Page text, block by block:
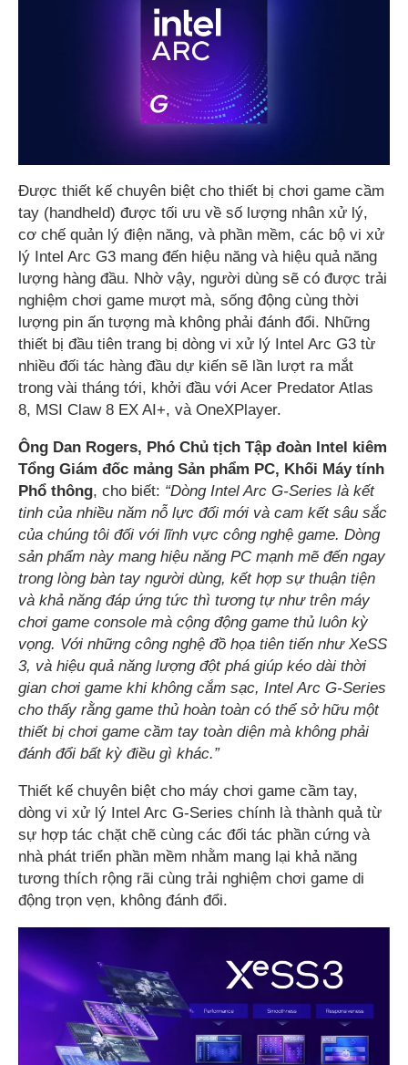
Được thiết kế chuyên biệt cho thiết bị chơi game cầm
tay (handheld) được tối ưu về số lượng nhân xử lý,
cơ chế quản lý điện năng, và phần mềm, các bộ vi xử
lý Intel Arc G3 mang đến hiệu năng và hiệu quả năng
lượng hàng đầu. Nhờ vậy, người dùng sẽ có được trải
nghiệm chơi game mượt mà, sống động cùng thời
lượng pin ấn tượng mà không phải đánh đổi. Những
thiết bị đầu tiên trang bị dòng vi xử lý Intel Arc G3 từ
nhiều đối tác hàng đầu dự kiến sẽ lần lượt ra mắt
trong vài tháng tới, khởi đầu với Acer Predator Atlas
8, MSI Claw 8 EX AI+, và OneXPlayer.
Ông Dan Rogers, Phó Chủ tịch Tập đoàn Intel kiêm
Tổng Giám đốc mảng Sản phẩm PC, Khối Máy tính
Phổ thông, cho biết: “Dòng Intel Arc G-Series là kết
tinh của nhiều năm nỗ lực đổi mới và cam kết sâu sắc
của chúng tôi đối với lĩnh vực công nghệ game. Dòng
sản phẩm này mang hiệu năng PC mạnh mẽ đến ngay
trong lòng bàn tay người dùng, kết hợp sự thuận tiện
và khả năng đáp ứng tức thì tương tự như trên máy
chơi game console mà cộng động game thủ luôn kỳ
vọng. Với những công nghệ đồ họa tiên tiến như XeSS
3, và hiệu quả năng lượng đột phá giúp kéo dài thời
gian chơi game khi không cắm sạc, Intel Arc G-Series
cho thấy rằng game thủ hoàn toàn có thể sở hữu một
thiết bị chơi game cầm tay toàn diện mà không phải
đánh đổi bất kỳ điều gì khác.”
Thiết kế chuyên biệt cho máy chơi game cầm tay,
dòng vi xử lý Intel Arc G-Series chính là thành quả từ
sự hợp tác chặt chẽ cùng các đối tác phần cứng và
nhà phát triển phần mềm nhằm mang lại khả năng
tương thích rộng rãi cùng trải nghiệm chơi game di
động trọn vẹn, không đánh đổi.